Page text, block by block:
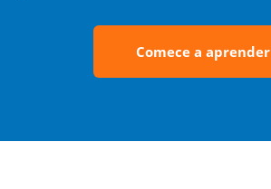
Comece a aprender